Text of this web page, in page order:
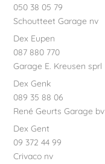
050 38 05 79
Schoutteet Garage nv
Dex Eupen
087 880 770
Garage E. Kreusen sprl
Dex Genk
089 35 88 06
René Geurts Garage bv
Dex Gent
09 372 44 99
Crivaco nv